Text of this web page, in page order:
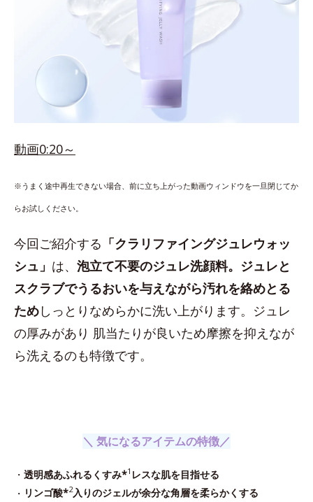
動画0:20～
※うまく途中再生できない場合、前に立ち上がった動画ウィンドウを一旦閉じてか
らお試しください。
今回ご紹介する 「クラリファイングジュレウォッ
シュ」 は、 泡立て不要のジュレ洗顔料。ジュレと
スクラブでうるおいを与えながら汚れを絡めとる
ためしっとりなめらかに洗い上がります。ジュレ
の厚みがあり 肌当たりが良いため摩擦を抑えなが
ら洗えるのも特徴です。
＼ 気になるアイテムの特徴／
・ 透明感あふれるくすみ*1 レスな肌を目指せる
・ リンゴ酸*2入りのジェルが余分な角層を柔らかくする